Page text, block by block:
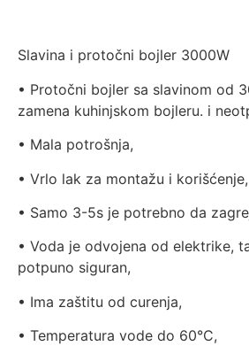
Slavina i protočni bojler 3000W
• Protočni bojler sa slavinom od
zamena kuhinjskom bojleru. i
• Mala potrošnja,
• Vrlo lak za montažu i korišćenje,
• Samo 3-5s je potrebno da
• Voda je odvojena od elektrike,
potpuno siguran,
• Ima zaštitu od curenja,
• Temperatura vode do 60°C,